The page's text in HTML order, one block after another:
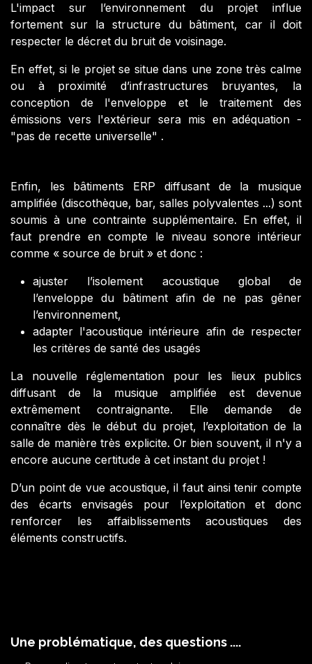
L'impact sur l’environnement du projet influe
fortement sur la structure du bâtiment, car il doit
respecter le décret du bruit de voisinage.
En effet, si le projet se situe dans une zone très calme
ou à proximité d’infrastructures bruyantes, la
conception de l'enveloppe et le traitement des
émissions vers l'extérieur sera mis en adéquation -
"pas de recette universelle" .
Enfin, les bâtiments ERP diffusant de la musique
amplifiée (discothèque, bar, salles polyvalentes ...) sont
soumis à une contrainte supplémentaire. En effet, il
faut prendre en compte le niveau sonore intérieur
comme « source de bruit » et donc :
ajuster l’isolement acoustique global de
l’enveloppe du bâtiment afin de ne pas gêner
l’environnement,
adapter l'acoustique intérieure afin de respecter
les critères de santé des usagés
La nouvelle réglementation pour les lieux publics
diffusant de la musique amplifiée est devenue
extrêmement contraignante. Elle demande de
connaître dès le début du projet, l’exploitation de la
salle de manière très explicite. Or bien souvent, il n'y a
encore aucune certitude à cet instant du projet !
D’un point de vue acoustique, il faut ainsi tenir compte
des écarts envisagés pour l’exploitation et donc
renforcer les affaiblissements acoustiques des
éléments constructifs.
Une problématique, des questions ....